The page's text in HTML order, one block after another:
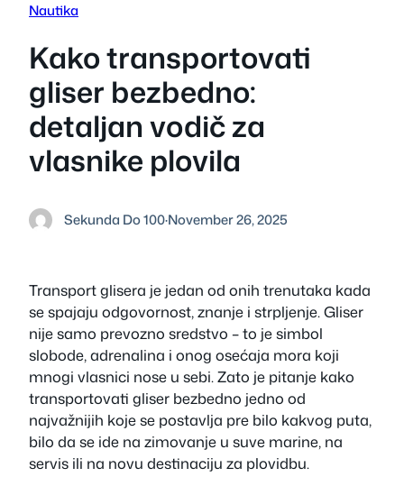
Nautika
Kako transportovati
gliser bezbedno:
detaljan vodič za
vlasnike plovila
Sekunda Do 100·November 26, 2025
Transport glisera je jedan od onih trenutaka kada
se spajaju odgovornost, znanje i strpljenje. Gliser
nije samo prevozno sredstvo – to je simbol
slobode, adrenalina i onog osećaja mora koji
mnogi vlasnici nose u sebi. Zato je pitanje kako
transportovati gliser bezbedno jedno od
najvažnijih koje se postavlja pre bilo kakvog puta,
bilo da se ide na zimovanje u suve marine, na
servis ili na novu destinaciju za plovidbu.